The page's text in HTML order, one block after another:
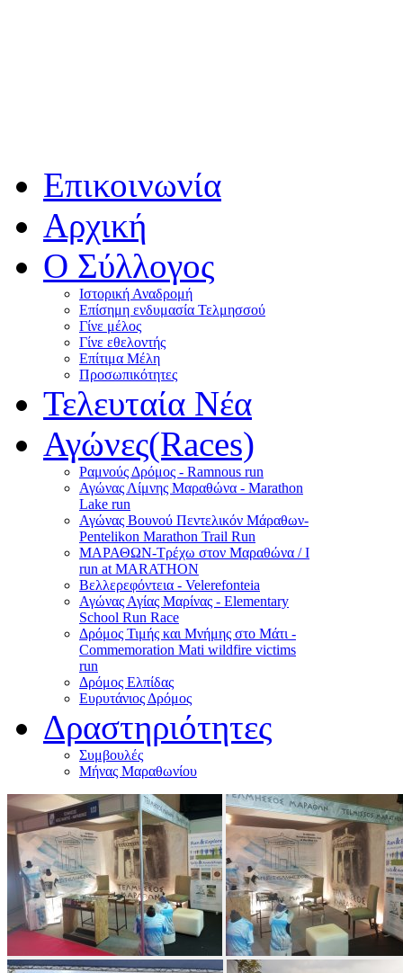
Επικοινωνία
Αρχική
Ο Σύλλογος
Ιστορική Αναδρομή
Επίσημη ενδυμασία Τελμησσού
Γίνε μέλος
Γίνε εθελοντής
Επίτιμα Μέλη
Προσωπικότητες
Τελευταία Νέα
Αγώνες(Races)
Ραμνούς Δρόμος - Ramnous run
Αγώνας Λίμνης Μαραθώνα - Marathon
Lake run
Αγώνας Βουνού Πεντελικόν Μάραθων-
Pentelikon Marathon Trail Run
ΜΑΡΑΘΩΝ-Τρέχω στον Μαραθώνα / I
run at MARATHON
Βελλερεφόντεια - Velerefonteia
Αγώνας Αγίας Μαρίνας - Elementary
School Run Race
Δρόμος Τιμής και Μνήμης στο Μάτι -
Commemoration Mati wildfire victims
run
Δρόμος Ελπίδας
Ευρυτάνιος Δρόμος
Δραστηριότητες
Συμβουλές
Μήνας Μαραθωνίου